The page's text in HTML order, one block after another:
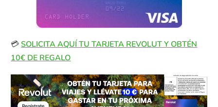
💳SOLICITA AQUÍ TU TARJETA REVOLUT Y OBTÉN
10€ DE REGALO